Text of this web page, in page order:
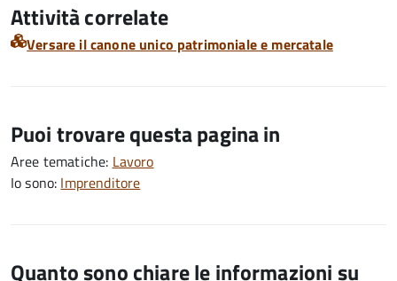
Attività correlate
Versare il canone unico patrimoniale e mercatale
Puoi trovare questa pagina in
Aree tematiche: Lavoro
Io sono: Imprenditore
Quanto sono chiare le informazioni su